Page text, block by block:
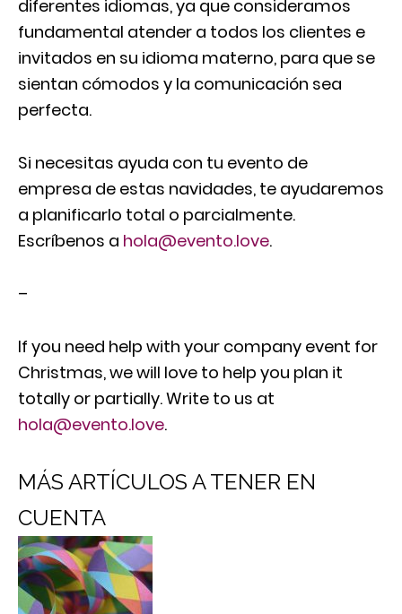
diferentes idiomas, ya que consideramos
fundamental atender a todos los clientes e
invitados en su idioma materno, para que se
sientan cómodos y la comunicación sea
perfecta.
Si necesitas ayuda con tu evento de
empresa de estas navidades, te ayudaremos
a planificarlo total o parcialmente.
Escríbenos a hola@evento.love.
–
If you need help with your company event for
Christmas, we will love to help you plan it
totally or partially. Write to us at
hola@evento.love.
MÁS ARTÍCULOS A TENER EN
CUENTA